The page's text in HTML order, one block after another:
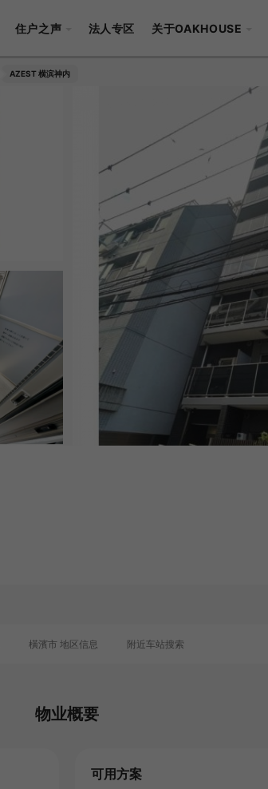
住户之声 法人专区 关于OAKHOUSE
AZEST 横滨神内
橫濱市 地区信息 附近车站搜索
物业概要
可用方案